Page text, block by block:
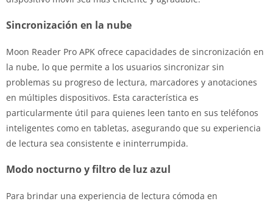
Sincronización en la nube
Moon Reader Pro APK ofrece capacidades de sincronización en
la nube, lo que permite a los usuarios sincronizar sin
problemas su progreso de lectura, marcadores y anotaciones
en múltiples dispositivos. Esta característica es
particularmente útil para quienes leen tanto en sus teléfonos
inteligentes como en tabletas, asegurando que su experiencia
de lectura sea consistente e ininterrumpida.
Modo nocturno y filtro de luz azul
Para brindar una experiencia de lectura cómoda en